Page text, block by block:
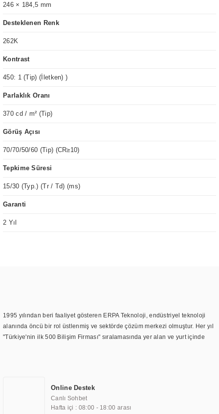
246 × 184,5 mm
Desteklenen Renk
262K
Kontrast
450: 1 (Tip) (İletken) )
Parlaklık Oranı
370 cd / m² (Tip)
Görüş Açısı
70/70/50/60 (Tip) (CR≥10)
Tepkime Süresi
15/30 (Typ.) (Tr / Td) (ms)
Garanti
2 Yıl
1995 yılından beri faaliyet gösteren ERPA Teknoloji, endüstriyel teknoloji
alanında öncü bir rol üstlenmiş ve sektörde çözüm merkezi olmuştur. Her yıl
"Türkiye'nin ilk 500 Bilişim Firması" sıralamasında yer alan ve yurt içinde
TOCHI markası altında kendi ürettiği ürünlerde kullanmıştır. Günümüzde
TOCHI; videowall, digital signage, kiosk, totem, akıllı durak ekranı, araç içi
ekran, asansör ekranı, digital menüboard, marin ekran, medikal ekran,
Online Destek
Canlı Sohbet
Hafta içi : 08:00 - 18:00 arası